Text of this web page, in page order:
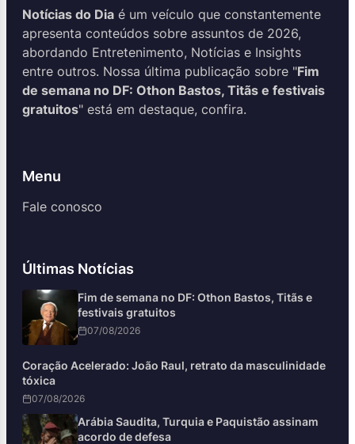
Notícias do Dia é um veículo que constantemente
apresenta conteúdos sobre assuntos de 2026,
abordando Entretenimento, Notícias e Insights
entre outros. Nossa última publicação sobre "Fim
de semana no DF: Othon Bastos, Titãs e festivais
gratuitos" está em destaque, confira.
Menu
Fale conosco
Últimas Notícias
Fim de semana no DF: Othon Bastos, Titãs e
festivais gratuitos
07/08/2026
Coração Acelerado: João Raul, retrato da masculinidade
tóxica
07/08/2026
Arábia Saudita, Turquia e Paquistão assinam
acordo de defesa